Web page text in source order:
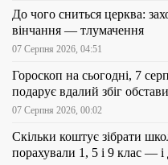
До чого сниться церква:
вінчання — тлумачення
07 Серпня 2026, 04:51
Гороскоп на сьогодні, 7
подарує вдалий збіг
07 Серпня 2026, 00:02
Скільки коштує зібрати
порахували 1, 5 і 9 клас — і